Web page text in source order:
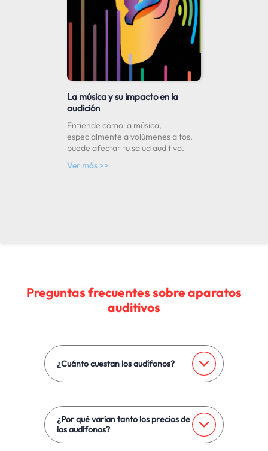
La música y su impacto en la
audición
Entiende cómo la música,
especialmente a volúmenes altos,
puede afectar tu salud auditiva.
Ver más >>
Preguntas frecuentes sobre aparatos
auditivos
¿Cuánto cuestan los audífonos?
ampliamente según el tipo, marca y
características que tenga. Los audífonos básicos
suelen costar menos, mientras que los modelos
más avanzados y con más funciones serán más
caros.
¿Por qué varían tanto los precios de
los audífonos?